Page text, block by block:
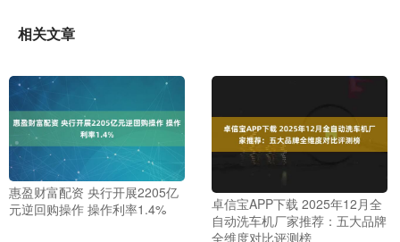
相关文章
惠盈财富配资 央行开展2205亿
元逆回购操作 操作利率1.4%
卓信宝APP下载 2025年12月全
自动洗车机厂家推荐：五大品牌
全维度对比评测榜